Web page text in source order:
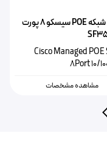
سوییچ شبکه POE سیسکو ۸ پورت
Cisco Managed
8Port 10/
مشاهده مشخصات